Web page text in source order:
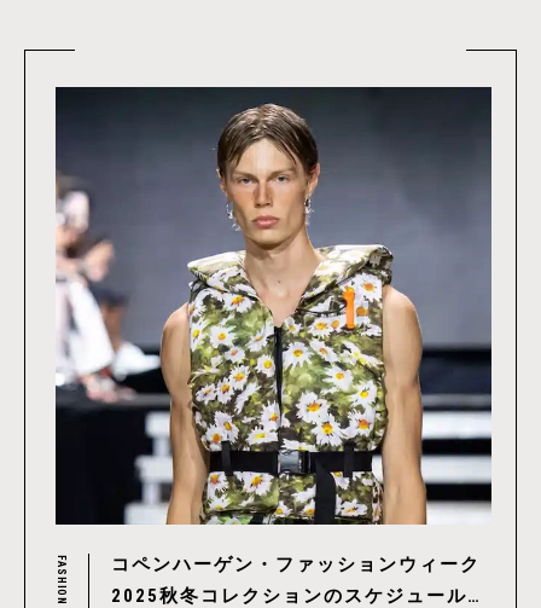
FASHION
コペンハーゲン・ファッションウィーク
2025秋冬コレクションのスケジュールを